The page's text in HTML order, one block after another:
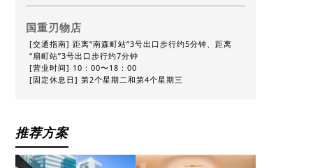
国重刃物店
[交通指南] 距离“南森町站”3号出口步行约5分钟、距离
“扇町站”3号出口步行约7分钟
[营业时间] 10：00〜18：00
[固定休息日] 第2个星期二和第4个星期三
推荐方案